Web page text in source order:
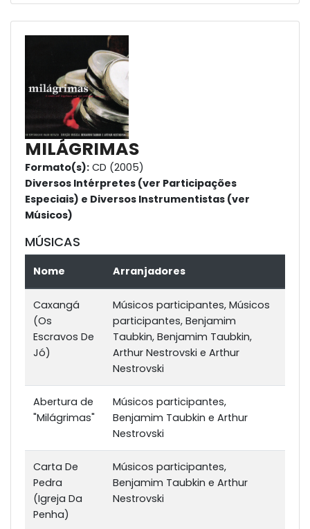
MILÁGRIMAS
Formato(s): CD (2005)
Diversos Intérpretes (ver Participações
Especiais) e Diversos Instrumentistas (ver
Músicos)
MÚSICAS
Nome Arranjadores
Caxangá
(Os
Escravos De
Jó)
Músicos participantes, Músicos
participantes, Benjamim
Taubkin, Benjamim Taubkin,
Arthur Nestrovski e Arthur
Nestrovski
Abertura de
"Milágrimas"
Músicos participantes,
Benjamim Taubkin e Arthur
Nestrovski
Carta De
Pedra
(Igreja Da
Penha)
Músicos participantes,
Benjamim Taubkin e Arthur
Nestrovski